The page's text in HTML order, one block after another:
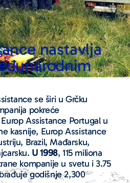
nastavlja
se širi u Grčku
pokreće
Assistance Portugal u
kasnije, Europ Assistance
Brazil, Mađarsku,
U 1998, 115 miliona
kompanije u svetu i 3.75
godišnje 2,300